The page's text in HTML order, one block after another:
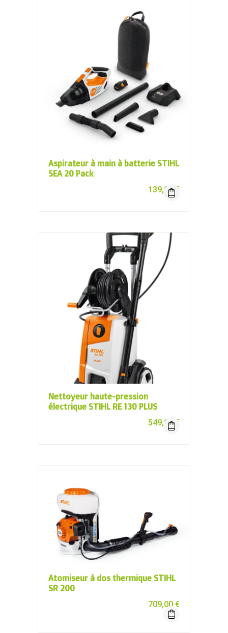
Aspirateur à main à batterie STIHL
SEA 20 Pack
139,00€
Nettoyeur haute-pression
électrique STIHL RE 130 PLUS
549,00€
Atomiseur à dos thermique STIHL
SR 200
709,00€